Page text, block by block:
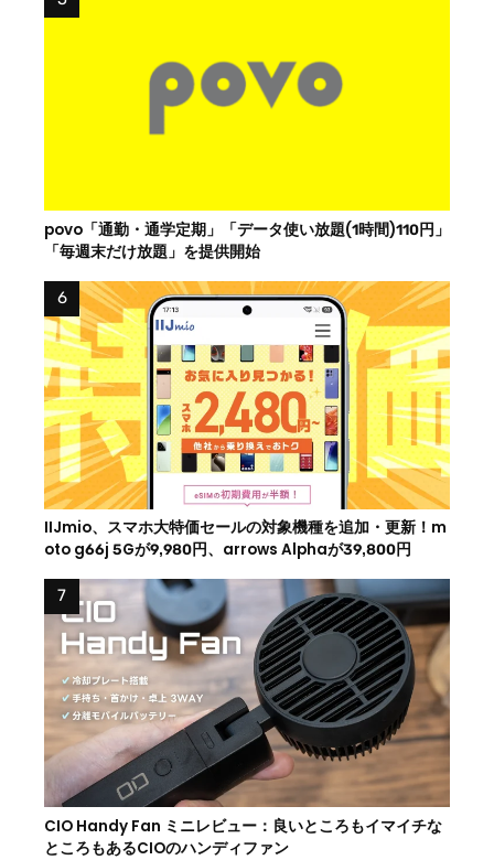
povo「通勤・通学定期」「データ使い放題(1時間)110円」
「毎週末だけ放題」を提供開始
IIJmio、スマホ大特価セールの対象機種を追加・更新！m
oto g66j 5Gが9,980円、arrows Alphaが39,800円
CIO Handy Fan ミニレビュー：良いところもイマイチな
ところもあるCIOのハンディファン